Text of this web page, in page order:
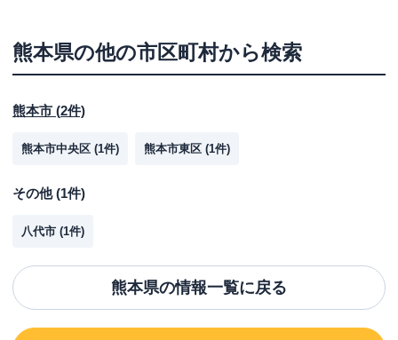
熊本県の他の市区町村から検索
熊本市 (2件)
熊本市中央区 (1件) 熊本市東区 (1件)
その他(1件)
八代市 (1件)
熊本県の情報一覧に戻る